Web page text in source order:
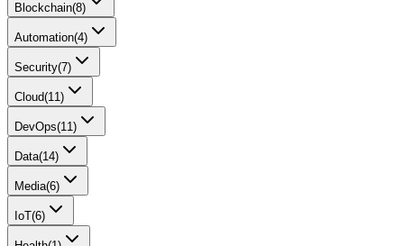
Blockchain(8)
Automation(4)
Security(7)
Cloud(11)
DevOps(11)
Data(14)
Media(6)
IoT(6)